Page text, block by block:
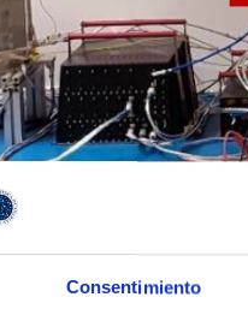
Consentimiento